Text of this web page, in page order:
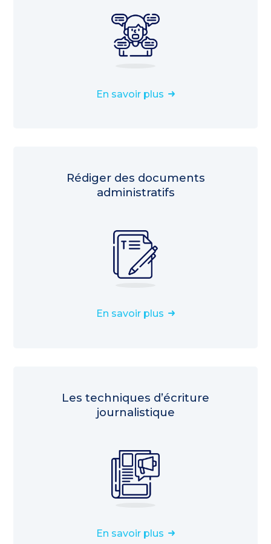
En savoir plus
Rédiger des documents
administratifs
En savoir plus
Les techniques d’écriture
journalistique
En savoir plus